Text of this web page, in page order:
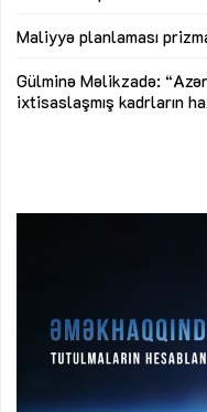
Maliyyə planlaması
Gülminə Məlikzadə:
ixtisaslaşmış kadrların